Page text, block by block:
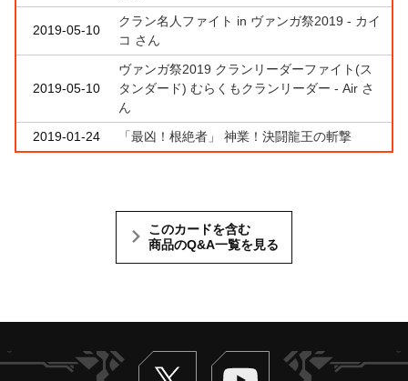
2019-05-10
クラン名人ファイト in ヴァンガ祭2019 - カイ
コ さん
2019-05-10
ヴァンガ祭2019 クランリーダーファイト(ス
タンダード) むらくもクランリーダー - Air さ
ん
2019-01-24
「最凶！根絶者」 神業！決闘龍王の斬撃
このカードを含む
商品のQ&A一覧を見る
Twitter ヴァンガードch